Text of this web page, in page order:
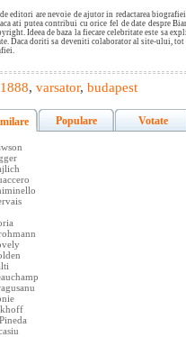
editori are nevoie de ajutor in redactarea
ati putea contribui cu orice fel de date despre
Ideea de baza la fiecare celebritate este sa
Daca doriti sa deveniti colaborator al site-ului,
1888, varsator, budapest
Populare Votate